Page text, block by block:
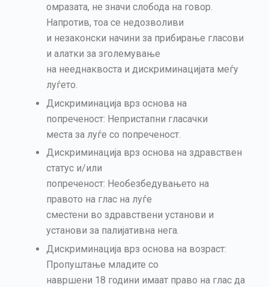
омразата, не значи слобода на говор.
Напротив, тоа се недозволиви
и незаконски начини за прибирање гласови
и алатки за зголемување
на нееднаквоста и дискриминацијата меѓу
луѓето.
Дискриминација врз основа на
попреченост: Непристапни гласачки
места за луѓе со попреченост.
Дискриминација врз основа на здравствен
статус и/или
попреченост: Необезбедувањето на
правото на глас на луѓе
сместени во здравствени установи и
установи за палијативна нега.
Дискриминација врз основа на возраст:
Пропуштање младите со
навршени 18 години имаат право на глас да